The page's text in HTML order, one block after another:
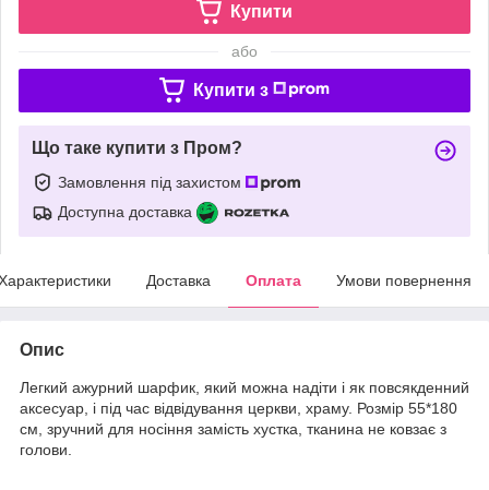
Купити
або
Купити з
Що таке купити з Пром?
Замовлення під захистом
Доступна доставка
Доставка Оплата Умови повернення
Опис
Легкий ажурний шарфик, який можна надіти і як повсякденний
аксесуар, і під час відвідування церкви, храму. Розмір 55*180
см, зручний для носіння замість хустка, тканина не ковзає з
голови.